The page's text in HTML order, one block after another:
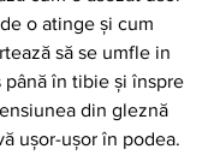
o atinge și cum
să se umfle in
până în tibie și înspre
din gleznă
ușor-ușor în podea.